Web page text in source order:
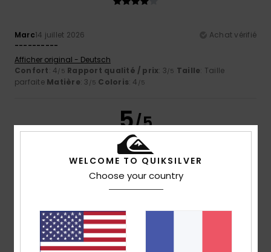
Marc14 juillet 2026
Achat vérifié
----------
Afficher original - Deutsch
Confort: 4/5 Rapport qualité / prix: 3/5 Taille: Taille
parfaite Matière: 3 /5 Coloris: 4 /5
5/5
13 juillet 2026
Un peu cher pour un maillot d'enfant.
parfaiteMatière: 5/5 Coloris /5
WELCOME TO QUIKSILVER
Choose your country